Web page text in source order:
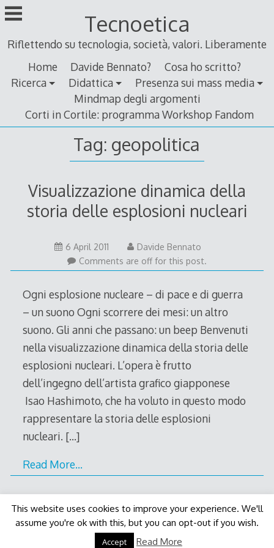
Skip
to
Tecnoetica
Riflettendo su tecnologia, società, valori. Liberamente
Home
Davide Bennato?
Cosa ho scritto?
Ricerca
Didattica
Presenza sui mass media
Mindmap degli argomenti
Corti in Cortile: programma Workshop Fandom
Tag: geopolitica
Visualizzazione dinamica della
storia delle esplosioni nucleari
6 April 20115
April
2011
Davide Bennato
Comments are off for this post.
Ogni esplosione nucleare – di pace e di guerra
– un suono Ogni scorrere dei mesi: un altro
suono. Gli anni che passano: un beep Benvenuti
nella visualizzazione dinamica della storia delle
esplosioni nucleari. L’opera è frutto
dell’ingegno dell’artista grafico giapponese
Isao Hashimoto, che ha voluto in questo modo
rappresentare la storia delle esplosioni
nucleari. […]
Read More…
Decode Themeby Macho Themes
This website uses cookies to improve your experience. We'll
assume you're ok with this, but you can opt-out if you wish.
Accept Read More